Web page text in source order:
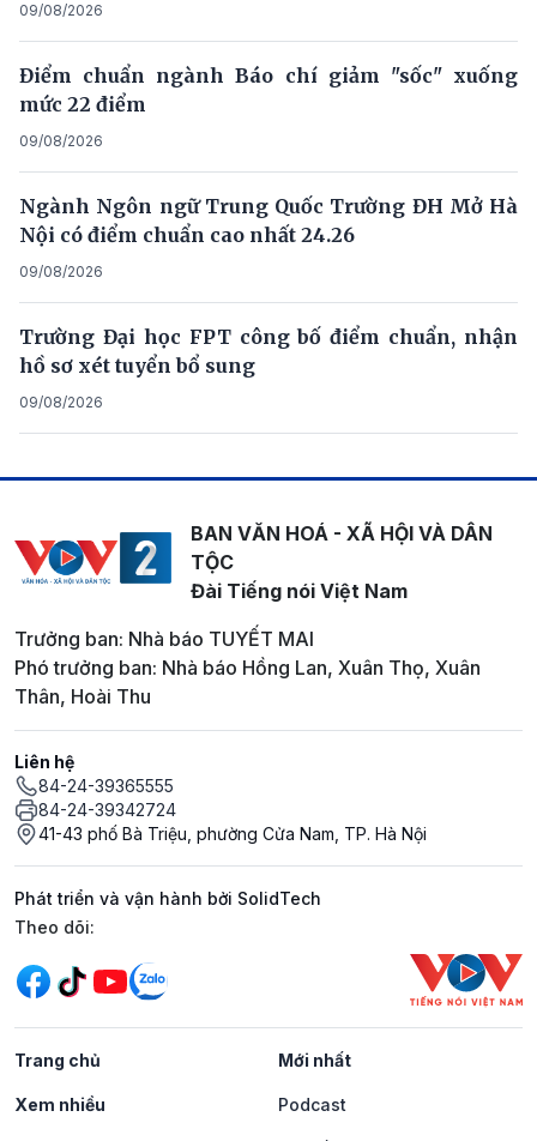
09/08/2026
Điểm chuẩn ngành Báo chí giảm "sốc" xuống
mức 22 điểm
09/08/2026
Ngành Ngôn ngữ Trung Quốc Trường ĐH Mở Hà
Nội có điểm chuẩn cao nhất 24.26
09/08/2026
Trường Đại học FPT công bố điểm chuẩn, nhận
hồ sơ xét tuyển bổ sung
09/08/2026
BAN VĂN HOÁ - XÃ HỘI VÀ DÂN
TỘC
Đài Tiếng nói Việt Nam
Trưởng ban: Nhà báo TUYẾT MAI
Phó trưởng ban: Nhà báo Hồng Lan, Xuân Thọ, Xuân
Thân, Hoài Thu
Liên hệ
84-24-39365555
84-24-39342724
41-43 phố Bà Triệu, phường Cửa Nam, TP. Hà Nội
Phát triển và vận hành bởi SolidTech
Mạng xã hội
Theo dõi:
Trang chủ Mới nhất
Xem nhiều Podcast